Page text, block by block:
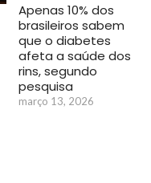
Apenas 10% dos
brasileiros sabem
que o diabetes
afeta a saúde dos
rins, segundo
pesquisa
março 13, 2026